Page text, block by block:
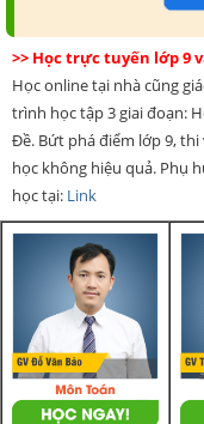
>> Học trực tuyến lớp 9
Học online tại nhà cũng
trình học tập 3 giai đoạn:
Đề. Bứt phá điểm lớp 9,
học không hiệu quả. Phụ
học tại: Link